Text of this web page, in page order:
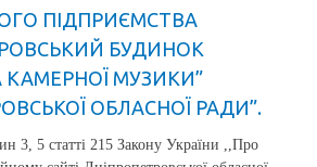
ПІДПРИЄМСТВА
БУДИНОК
КАМЕРНОЇ МУЗИКИ”
ОБЛАСНОЇ РАДИ”.
3, 5 статті 215 Закону України ,,Про